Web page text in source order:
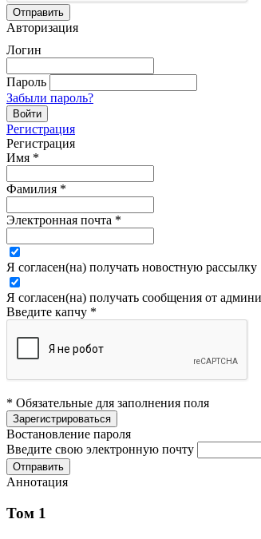
Авторизация
Логин
Пароль
Забыли пароль?
Регистрация
Регистрация
Имя *
Фамилия *
Электронная почта *
Я согласен(на) получать новостную рассылку
Я согласен(на) получать сообщения от
Введите капчу *
* Обязательные для заполнения поля
Востановление пароля
Введите свою электронную почту
Аннотация
Том 1